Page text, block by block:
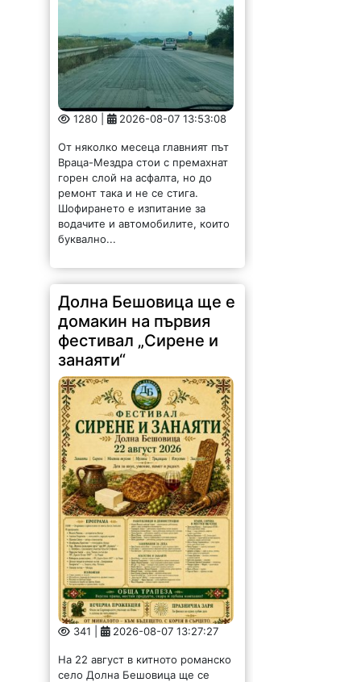
1280 | 2026-08-07 13:53:08
От няколко месеца главният път
Враца-Мездра стои с премахнат
горен слой на асфалта, но до
ремонт така и не се стига.
Шофирането е изпитание за
водачите и автомобилите, които
буквално...
Долна Бешовица ще е
домакин на първия
фестивал „Сирене и
занаяти“
341 | 2026-08-07 13:27:27
На 22 август в китното романско
село Долна Бешовица ще се